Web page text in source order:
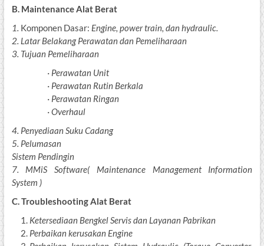
B. Maintenance Alat Berat
1. Komponen Dasar: Engine, power train, dan hydraulic.
2. Latar Belakang Perawatan dan Pemeliharaan
3. Tujuan Pemeliharaan
· Perawatan Unit
· Perawatan Rutin Berkala
· Perawatan Ringan
·Overhaul
4. Penyediaan Suku Cadang
5. Pelumasan
Sistem Pendingin
7. MMiS Software( Maintenance Management Information
System )
C. Troubleshooting Alat Berat
Ketersediaan Bengkel Servis dan Layanan Pabrikan
Perbaikan kerusakan Engine